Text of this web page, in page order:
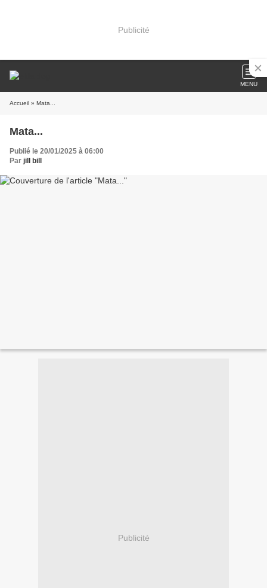
Publicité
MENU
Accueil » Mata...
Mata...
Publié le 20/01/2025 à 06:00
Par jill bill
Publicité